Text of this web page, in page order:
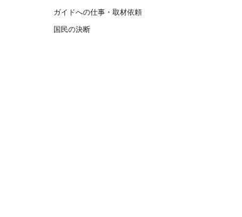
ガイドへの仕事・取材依頼
国民の決断